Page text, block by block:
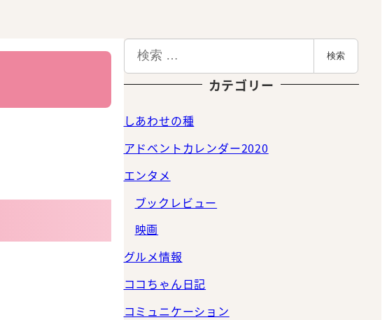
索
検索
カテゴリー
しあわせの種
アドベントカレンダー2020
エンタメ
ブックレビュー
映画
グルメ情報
ココちゃん日記
コミュニケーション